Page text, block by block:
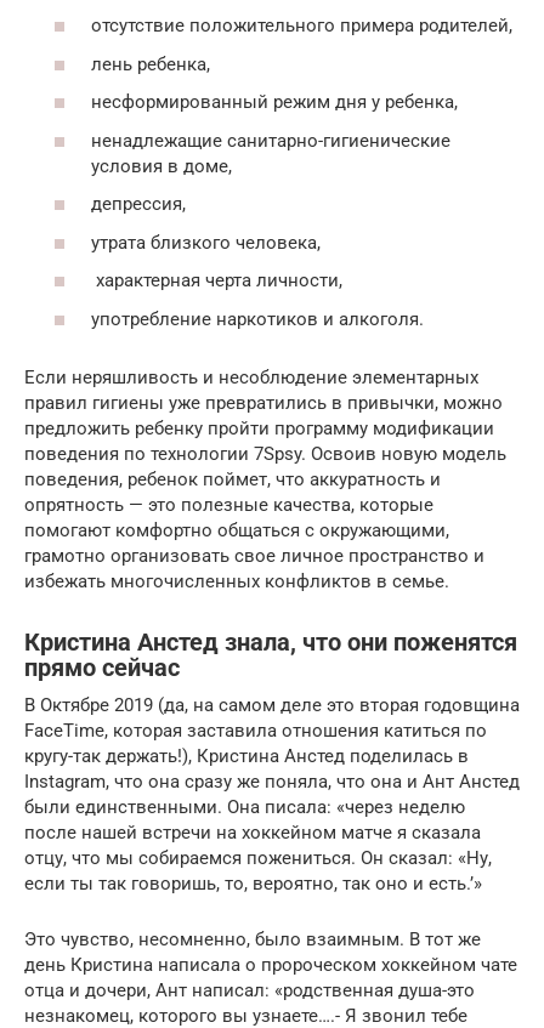
отсутствие положительного примера родителей,
лень ребенка,
несформированный режим дня у ребенка,
ненадлежащие санитарно-гигиенические
условия в доме,
депрессия,
утрата близкого человека,
характерная черта личности,
употребление наркотиков и алкоголя.
Если неряшливость и несоблюдение элементарных
правил гигиены уже превратились в привычки, можно
предложить ребенку пройти программу модификации
поведения по технологии 7Spsy. Освоив новую модель
поведения, ребенок поймет, что аккуратность и
опрятность — это полезные качества, которые
помогают комфортно общаться с окружающими,
грамотно организовать свое личное пространство и
избежать многочисленных конфликтов в семье.
Кристина Анстед знала, что они поженятся
прямо сейчас
В Октябре 2019 (да, на самом деле это вторая годовщина
FaceTime, которая заставила отношения катиться по
кругу-так держать!), Кристина Анстед поделилась в
Instagram, что она сразу же поняла, что она и Ант Анстед
были единственными. Она писала: «через неделю
после нашей встречи на хоккейном матче я сказала
отцу, что мы собираемся пожениться. Он сказал: «Ну,
если ты так говоришь, то, вероятно, так оно и есть.’»
Это чувство, несомненно, было взаимным. В тот же
день Кристина написала о пророческом хоккейном чате
отца и дочери, Ант написал: «родственная душа-это
незнакомец, которого вы узнаете….- Я звонил тебе